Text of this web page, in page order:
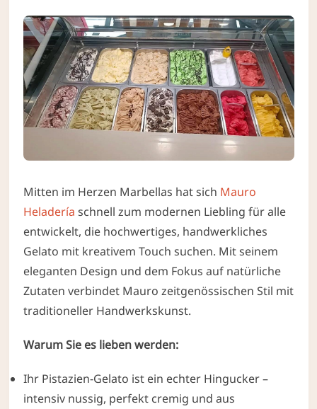
Mitten im Herzen Marbellas hat sich Mauro
Heladería schnell zum modernen Liebling für alle
entwickelt, die hochwertiges, handwerkliches
Gelato mit kreativem Touch suchen. Mit seinem
eleganten Design und dem Fokus auf natürliche
Zutaten verbindet Mauro zeitgenössischen Stil mit
traditioneller Handwerkskunst.
Warum Sie es lieben werden:
Ihr Pistazien-Gelato ist ein echter Hingucker –
intensiv nussig, perfekt cremig und aus